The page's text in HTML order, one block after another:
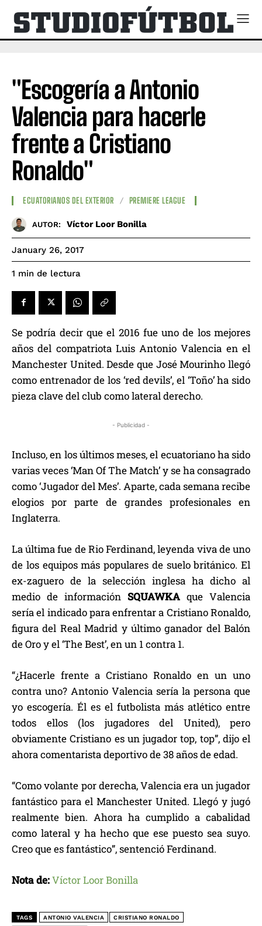
"Escogería a Antonio
Valencia para hacerle
frente a Cristiano
Ronaldo"
ECUATORIANOS DEL EXTERIOR PREMIERE LEAGUE
AUTOR: Víctor Loor Bonilla
January 26, 2017
1 min de lectura
Se podría decir que el 2016 fue uno de los mejores
años del compatriota Luis Antonio Valencia en el
Manchester United. Desde que José Mourinho llegó
como entrenador de los ‘red devils’, el ‘Toño’ ha sido
pieza clave del club como lateral derecho.
- Publicidad -
Incluso, en los últimos meses, el ecuatoriano ha sido
varias veces ‘Man Of The Match’ y se ha consagrado
como ‘Jugador del Mes’. Aparte, cada semana recibe
elogios por parte de grandes profesionales en
Inglaterra.
La última fue de Rio Ferdinand, leyenda viva de uno
de los equipos más populares de suelo británico. El
ex-zaguero de la selección inglesa ha dicho al
medio de información SQUAWKA que Valencia
sería el indicado para enfrentar a Cristiano Ronaldo,
figura del Real Madrid y último ganador del Balón
de Oro y el ‘The Best’, en un 1 contra 1.
“¿Hacerle frente a Cristiano Ronaldo en un uno
contra uno? Antonio Valencia sería la persona que
yo escogería. Él es el futbolista más atlético entre
todos ellos (los jugadores del United), pero
obviamente Cristiano es un jugador top, top”, dijo el
ahora comentarista deportivo de 38 años de edad.
“Como volante por derecha, Valencia era un jugador
fantástico para el Manchester United. Llegó y jugó
realmente bien. Ahora ha cumplido a cabalidad
como lateral y ha hecho que ese puesto sea suyo.
Creo que es fantástico”, sentenció Ferdinand.
Nota de:Víctor Loor Bonilla
TAGS ANTONIO VALENCIA CRISTIANO RONALDO